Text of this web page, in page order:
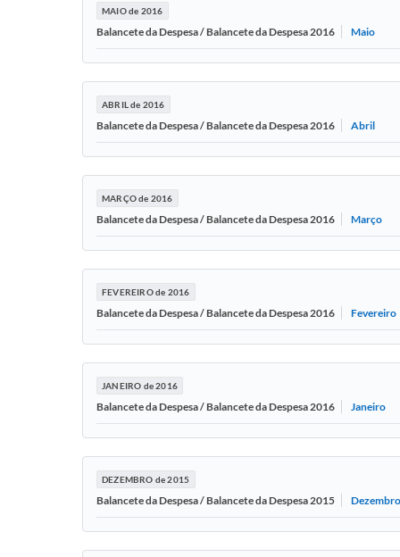
MAIO de 2016
Balancete da Despesa / Balancete da Despesa 2016 Maio
ABRIL de 2016
Balancete da Despesa / Balancete da Despesa 2016 Abril
MARÇO de 2016
Balancete da Despesa / Balancete da Despesa 2016 Março
FEVEREIRO de 2016
Balancete da Despesa / Balancete da Despesa 2016 Fevereiro
JANEIRO de 2016
Balancete da Despesa / Balancete da Despesa 2016 Janeiro
DEZEMBRO de 2015
Balancete da Despesa / Balancete da Despesa 2015 Dezembro